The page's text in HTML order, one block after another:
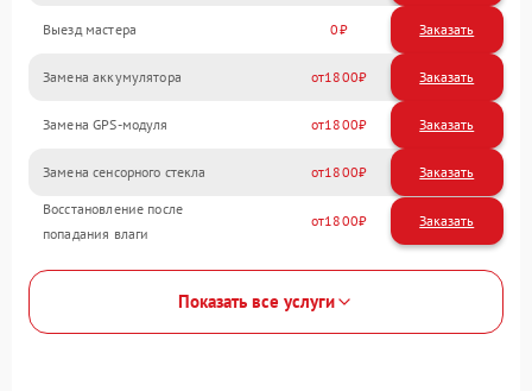
Выезд мастера 0 Заказать
Замена аккумулятора 1800
Замена GPS-модуля 1800
Замена сенсорного стекла 1800
Восстановление после
попадания влаги
1800
Показать все услуги